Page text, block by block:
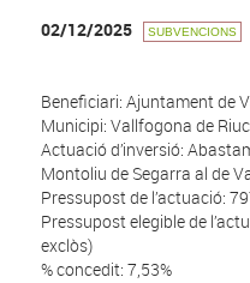
02/12/2025 SUBVENCIONS
Beneficiari: Ajuntament de
Municipi: Vallfogona de
Actuació d’inversió:
Montoliu de Segarra al de
Pressupost de l’actuació:
Pressupost elegible de
exclòs)
% concedit: 7,53%